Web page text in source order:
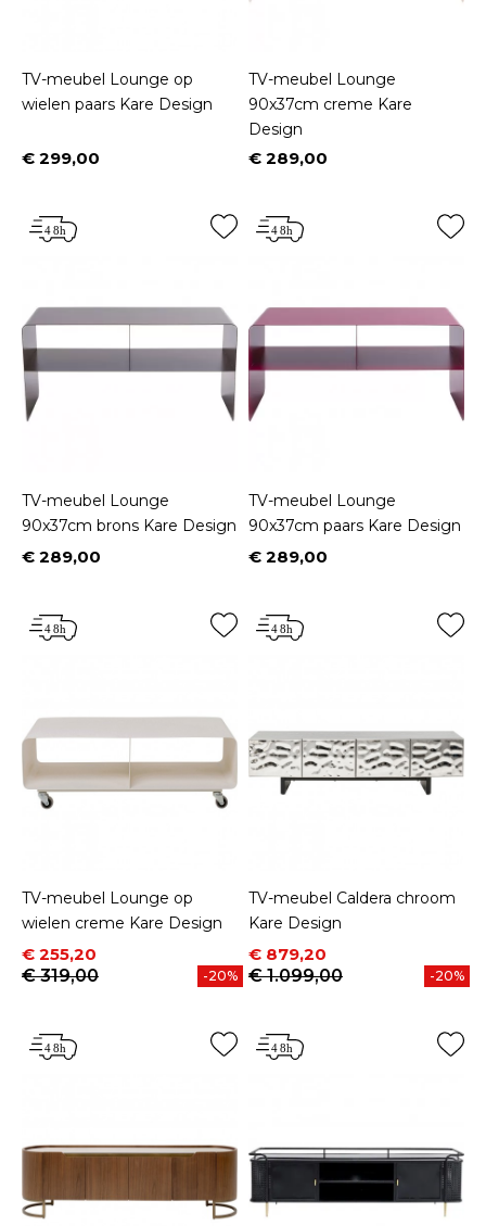
TV-meubel Lounge op
wielen paars Kare Design
Prijs
€ 299,00
TV-meubel Lounge
90x37cm creme Kare
Design
Prijs
€ 289,00
TV-meubel Lounge
90x37cm brons Kare Design
Prijs
€ 289,00
TV-meubel Lounge
90x37cm paars Kare Design
Prijs
€ 289,00
TV-meubel Lounge op
wielen creme Kare Design
Prijs
€ 255,20
Normale prijs
€ 319,00
-20%
TV-meubel Caldera chroom
Kare Design
Prijs
€ 879,20
Normale prijs
€ 1.099,00
-20%